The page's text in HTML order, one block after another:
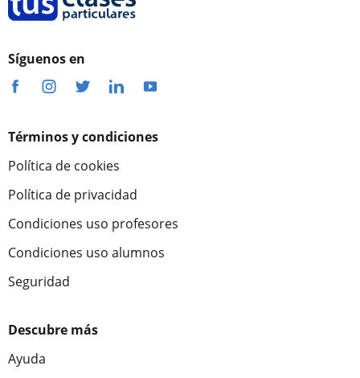
Síguenos en
Términos y condiciones
Política de cookies
Política de privacidad
Condiciones uso profesores
Condiciones uso alumnos
Seguridad
Descubre más
Ayuda